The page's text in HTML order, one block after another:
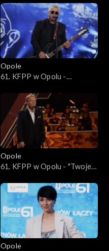
czyli piosenki Janusza
Kondratowicza cz. 1
Opole
61. KFPP w Opolu -
Opole
61. KFPP w Opolu - "Twoje
Michał Bajor, 50 lat od
opolskiego debiutu
Opole